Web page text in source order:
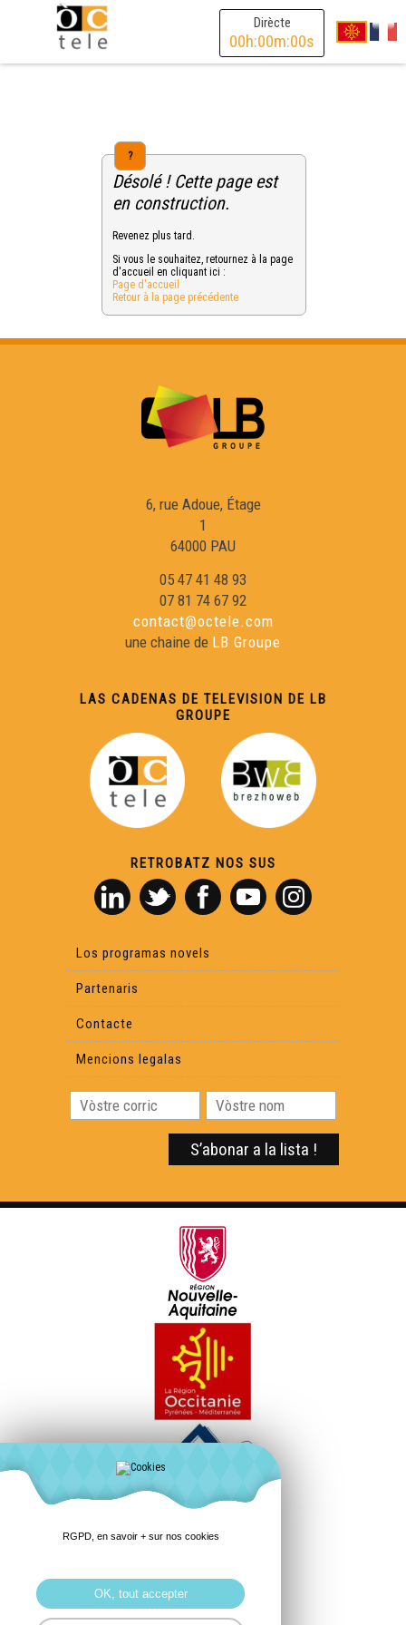
Dirècte
00h:00m:00s
?
Désolé ! Cette page est
en construction.
Revenez plus tard.
Si vous le souhaitez, retournez à la page
d'accueil en cliquant ici :
Page d'accueil
Retour à la page précédente
6, rue Adoue, Étage
1
64000 PAU
05 47 41 48 93
07 81 74 67 92
contact@octele.com
une chaine de LB Groupe
LAS CADENAS DE TELEVISION DE LB
GROUPE
RETROBATZ NOS SUS
Los programas novels
Partenaris
Contacte
Mencions legalas
RGPD, en savoir + sur nos cookies
OK, tout accepter